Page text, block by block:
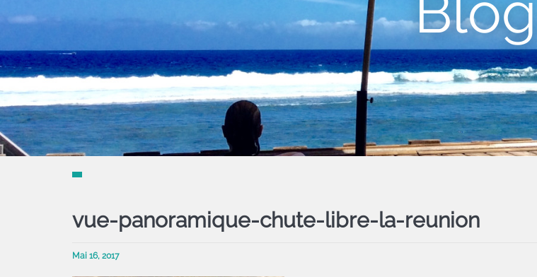
vue-panoramique-chute-libre-la-reunion
Mai 16, 2017